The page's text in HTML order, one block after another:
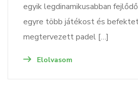
egyik legdinamikusabban
egyre több játékost és
megtervezett padel […]
Elolvasom